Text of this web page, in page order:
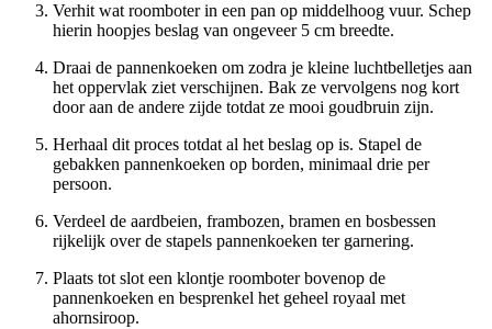
Verhit wat roomboter in een pan op middelhoog vuur. Schep
hierin hoopjes beslag van ongeveer 5 cm breedte.
Draai de pannenkoeken om zodra je kleine luchtbelletjes aan
het oppervlak ziet verschijnen. Bak ze vervolgens nog kort
door aan de andere zijde totdat ze mooi goudbruin zijn.
Herhaal dit proces totdat al het beslag op is. Stapel de
gebakken pannenkoeken op borden, minimaal drie per
persoon.
Verdeel de aardbeien, frambozen, bramen en bosbessen
rijkelijk over de stapels pannenkoeken ter garnering.
Plaats tot slot een klontje roomboter bovenop de
pannenkoeken en besprenkel het geheel royaal met
ahornsiroop.